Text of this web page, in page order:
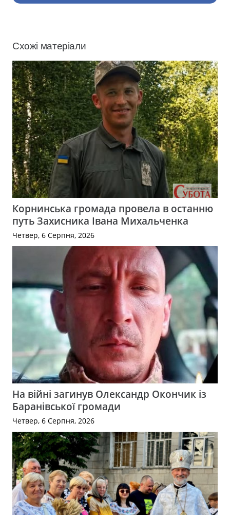
Схожі матеріали
Корнинська громада провела в останню
путь Захисника Івана Михальченка
Четвер, 6 Серпня, 2026
На війні загинув Олександр Окончик із
Баранівської громади
Четвер, 6 Серпня, 2026